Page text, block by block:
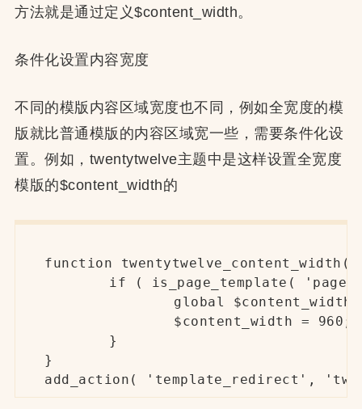
方法就是通过定义$content_width。
条件化设置内容宽度
不同的模版内容区域宽度也不同，例如全宽度的模
版就比普通模版的内容区域宽一些，需要条件化设
置。例如，twentytwelve主题中是这样设置全宽度
模版的$content_width的
function
}
add_action( 'template_redirect',